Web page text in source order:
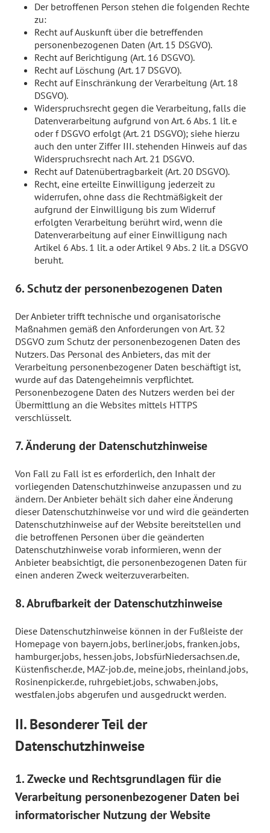
Der betroffenen Person stehen die folgenden Rechte
zu:
Recht auf Auskunft über die betreffenden
personenbezogenen Daten (Art. 15 DSGVO).
Recht auf Berichtigung (Art. 16 DSGVO).
Recht auf Löschung (Art. 17 DSGVO).
Recht auf Einschränkung der Verarbeitung (Art. 18
DSGVO).
Widerspruchsrecht gegen die Verarbeitung, falls die
Datenverarbeitung aufgrund von Art. 6 Abs. 1 lit. e
oder f DSGVO erfolgt (Art. 21 DSGVO); siehe hierzu
auch den unter Ziffer III. stehenden Hinweis auf das
Widerspruchsrecht nach Art. 21 DSGVO.
Recht auf Datenübertragbarkeit (Art. 20 DSGVO).
Recht, eine erteilte Einwilligung jederzeit zu
widerrufen, ohne dass die Rechtmäßigkeit der
aufgrund der Einwilligung bis zum Widerruf
erfolgten Verarbeitung berührt wird, wenn die
Datenverarbeitung auf einer Einwilligung nach
Artikel 6 Abs. 1 lit. a oder Artikel 9 Abs. 2 lit. a DSGVO
beruht.
6. Schutz der personenbezogenen Daten
Der Anbieter trifft technische und organisatorische
Maßnahmen gemäß den Anforderungen von Art. 32
DSGVO zum Schutz der personenbezogenen Daten des
Nutzers. Das Personal des Anbieters, das mit der
Verarbeitung personenbezogener Daten beschäftigt ist,
wurde auf das Datengeheimnis verpflichtet.
Personenbezogene Daten des Nutzers werden bei der
Übermittlung an die Websites mittels HTTPS
verschlüsselt.
7. Änderung der Datenschutzhinweise
Von Fall zu Fall ist es erforderlich, den Inhalt der
vorliegenden Datenschutzhinweise anzupassen und zu
ändern. Der Anbieter behält sich daher eine Änderung
dieser Datenschutzhinweise vor und wird die geänderten
Datenschutzhinweise auf der Website bereitstellen und
die betroffenen Personen über die geänderten
Datenschutzhinweise vorab informieren, wenn der
Anbieter beabsichtigt, die personenbezogenen Daten für
einen anderen Zweck weiterzuverarbeiten.
8. Abrufbarkeit der Datenschutzhinweise
Diese Datenschutzhinweise können in der Fußleiste der
Homepage von bayern.jobs, berliner.jobs, franken.jobs,
hamburger.jobs, hessen.jobs, JobsfürNiedersachsen.de,
Küstenfischer.de, MAZ-job.de, meine.jobs, rheinland.jobs,
Rosinenpicker.de, ruhrgebiet.jobs, schwaben.jobs,
westfalen.jobs abgerufen und ausgedruckt werden.
II. Besonderer Teil der
Datenschutzhinweise
1. Zwecke und Rechtsgrundlagen für die
Verarbeitung personenbezogener Daten bei
informatorischer Nutzung der Website